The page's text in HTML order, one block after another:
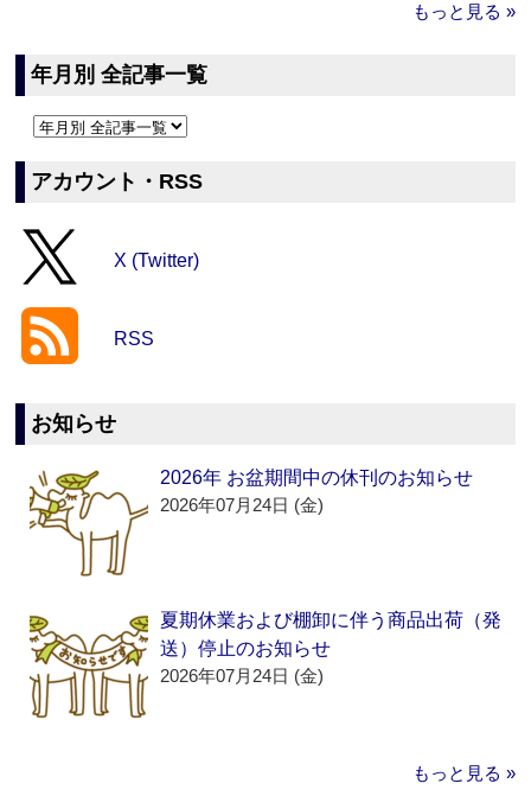
もっと見る »
年月別 全記事一覧
アカウント・RSS
X (Twitter)
RSS
お知らせ
2026年 お盆期間中の休刊のお知らせ
2026年07月24日 (金)
夏期休業および棚卸に伴う商品出荷（発
送）停止のお知らせ
2026年07月24日 (金)
もっと見る »